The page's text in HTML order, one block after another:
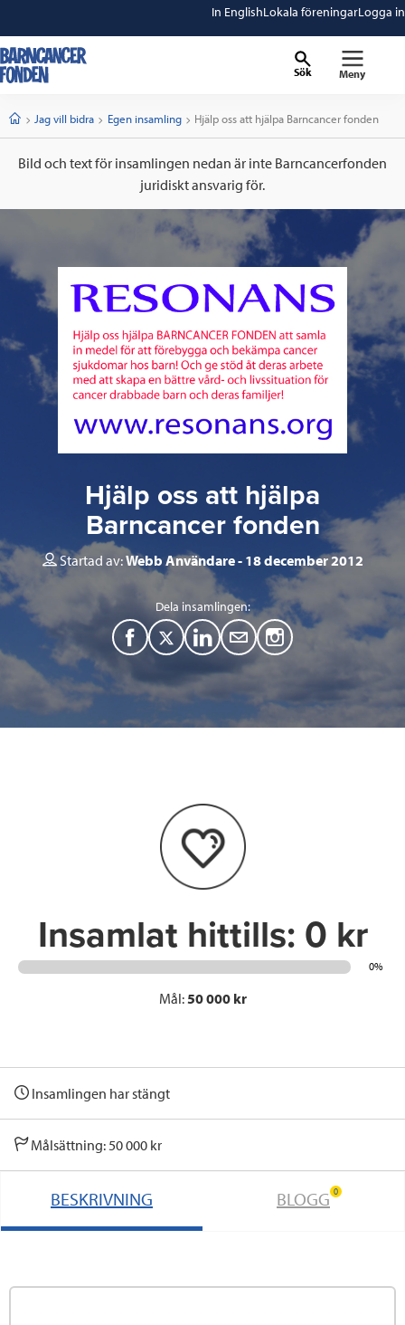
In EnglishLokala föreningarLogga in
Sök Meny
StartJag vill bidra Egen insamling Current:
Hjälp oss att hjälpa Barncancer fonden
Bild och text för insamlingen nedan är inte Barncancerfonden
juridiskt ansvarig för.
Hjälp oss att hjälpa
Barncancer fonden
Startad av:Webb Användare 18 december 2012
Dela insamlingen:
F
T
w
e
L
i
I
n
M
Insamlat hittills: 0 kr
0%
Mål:50 000 kr
Insamlingen har stängt
Målsättning: 50 000 kr
BESKRIVNING BLOGG 0